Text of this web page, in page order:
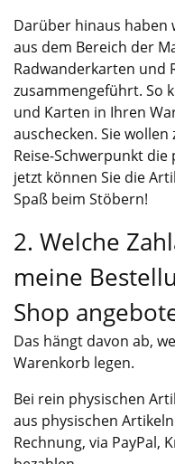
Darüber hinaus haben
aus dem Bereich der
Radwanderkarten und
zusammengeführt. So
und Karten in Ihren
auschecken. Sie
Reise-Schwerpunkt die
jetzt können Sie die
Spaß beim Stöbern!
2. Welche
meine
Shop
Das hängt davon ab,
Warenkorb legen.
Bei rein physischen
aus physischen
Rechnung, via PayPal,